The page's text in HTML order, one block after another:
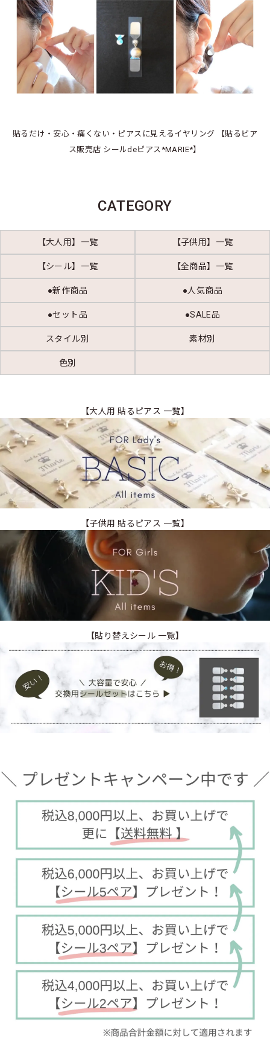
貼るだけ・安心・痛くない・ピアスに見えるイヤリング 【貼るピア
ス販売店 シールdeピアス*MARIE*】
CATEGORY
【大人用】一覧 【子供用】一覧
【シール】一覧 【全商品】一覧
●新作商品 ●人気商品
●セット品 ●SALE品
スタイル別 素材別
色別
【大人用 貼るピアス 一覧】
【子供用 貼るピアス 一覧】
【貼り替えシール 一覧】